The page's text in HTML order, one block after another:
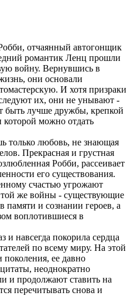
отчаянный автогонщик
романтик Ленц прошли
войну. Вернувшись в
они основали
И хотя призраки
их, они не унывают -
быть лучше дружбы, крепкой
которой можно отдать
только любовь, не знающая
Прекрасная и грустная
Робби, рассеивает
его существования.
счастью угрожают
той же войны - существующие
памяти и сознании героев, а
воплотившиеся в
и навсегда покорила сердца
по всему миру. На этой
поколения, ее давно
неоднократно
и продолжают ставить на
перечитывать снова и